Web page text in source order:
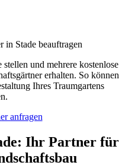
in Stade beauftragen
und mehrere kostenlose
erhalten. So können
Ihres Traumgartens
anfragen
Ihr Partner für